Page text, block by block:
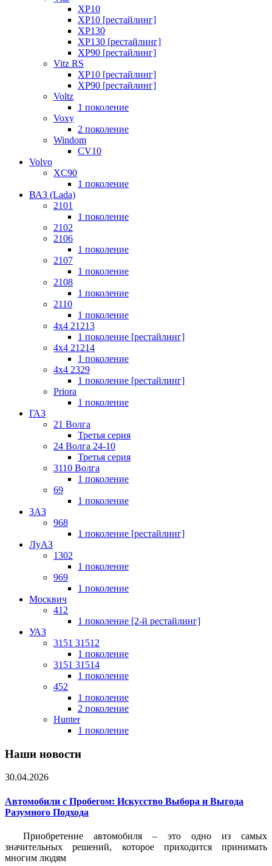
XP10
XP10 [рестайлинг]
XP130
XP130 [рестайлинг]
XP90 [рестайлинг]
Vitz RS
XP10 [рестайлинг]
XP90 [рестайлинг]
Voltz
1 поколение
Voxy
2 поколение
Windom
СV10
Volvo
XC90
1 поколение
ВАЗ (Lada)
2101
1 поколение
2102
2106
1 поколение
2107
1 поколение
2108
1 поколение
2110
1 поколение
4x4 21213
1 поколение [рестайлинг]
4x4 21214
1 поколение
4x4 2329
1 поколение [рестайлинг]
Priora
1 поколение
ГАЗ
21 Волга
Третья серия
24 Волга 24-10
Третья серия
3110 Волга
1 поколение
69
1 поколение
ЗАЗ
968
1 поколение [рестайлинг]
ЛуАЗ
1302
1 поколение
969
1 поколение
Москвич
412
1 поколение [2-й рестайлинг]
УАЗ
3151 31512
1 поколение
3151 31514
1 поколение
452
1 поколение
2 поколение
Hunter
1 поколение
Наши новости
30.04.2026
Автомобили с Пробегом: Искусство Выбора и Выгода
Разумного Подхода
Приобретение автомобиля – это одно из самых
значительных решений, которое приходится принимать
многим людям